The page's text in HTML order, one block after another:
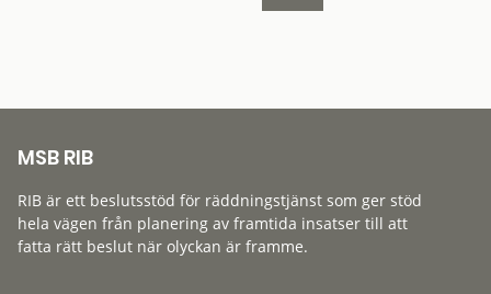
MSB RIB
RIB är ett beslutsstöd för räddningstjänst som ger stöd
hela vägen från planering av framtida insatser till att
fatta rätt beslut när olyckan är framme.